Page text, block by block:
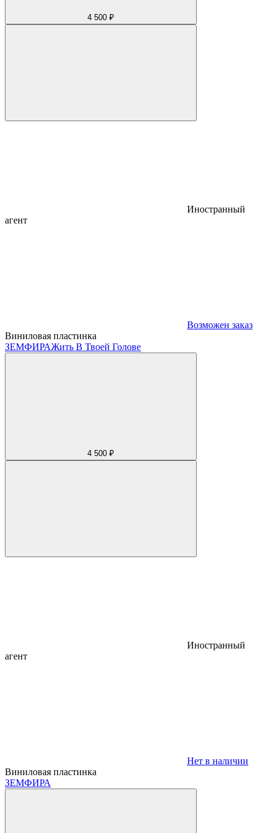
4 500 ₽
Иностранный
агент
Возможен заказ
Виниловая пластинка
ЗЕМФИРАЖить В Твоей Голове
4 500 ₽
Иностранный
агент
Нет в наличии
Виниловая пластинка
ЗЕМФИРА